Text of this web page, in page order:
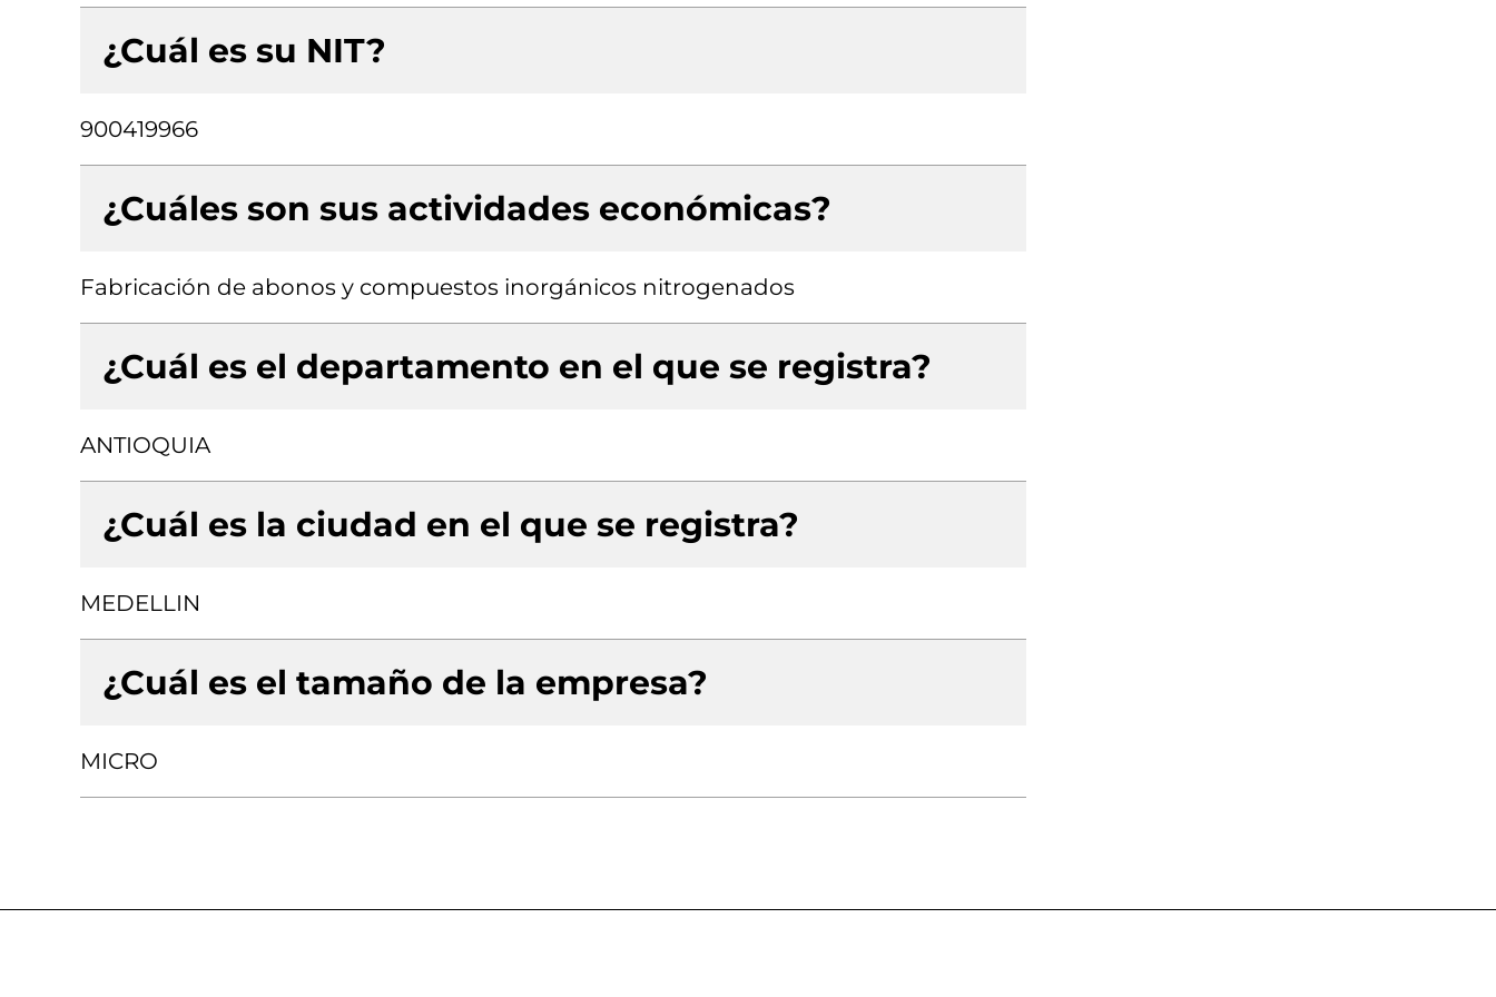
¿Cuál es su NIT?
900419966
¿Cuáles son sus actividades económicas?
Fabricación de abonos y compuestos inorgánicos nitrogenados
¿Cuál es el departamento en el que se registra?
ANTIOQUIA
¿Cuál es la ciudad en el que se registra?
MEDELLIN
¿Cuál es el tamaño de la empresa?
MICRO